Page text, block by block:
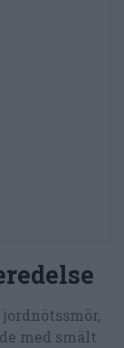
med smält